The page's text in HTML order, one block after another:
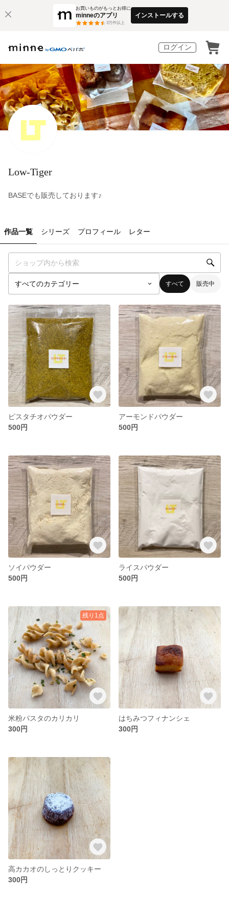
お買いものがもっとお得に
minneのアプリ
3万件以上
インストールする
ログイン
Low-Tiger
BASEでも販売しております♪
作品一覧 シリーズ プロフィール レター
すべて 販売中
ピスタチオパウダー
500円
アーモンドパウダー
500円
ソイパウダー
500円
ライスパウダー
500円
残り1点
米粉パスタのカリカリ
300円
はちみつフィナンシェ
300円
高カカオのしっとりクッキー
300円